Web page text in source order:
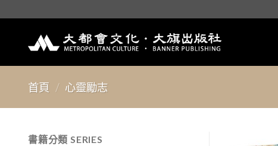
to
首頁 / 心靈勵志
書籍分類 SERIES